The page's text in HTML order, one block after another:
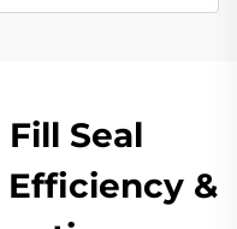
Seal
Efficiency &